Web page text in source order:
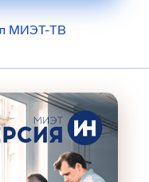
МИЭТ-ТВ